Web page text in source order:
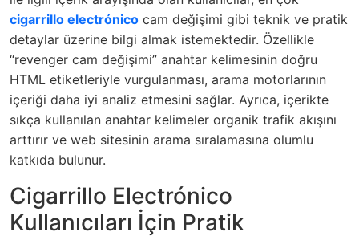
cigarrillo electrónico cam değişimi gibi teknik ve pratik
detaylar üzerine bilgi almak istemektedir. Özellikle
“revenger cam değişimi” anahtar kelimesinin doğru
HTML etiketleriyle vurgulanması, arama motorlarının
içeriği daha iyi analiz etmesini sağlar. Ayrıca, içerikte
sıkça kullanılan anahtar kelimeler organik trafik akışını
arttırır ve web sitesinin arama sıralamasına olumlu
katkıda bulunur.
Cigarrillo Electrónico
Kullanıcıları İçin Pratik